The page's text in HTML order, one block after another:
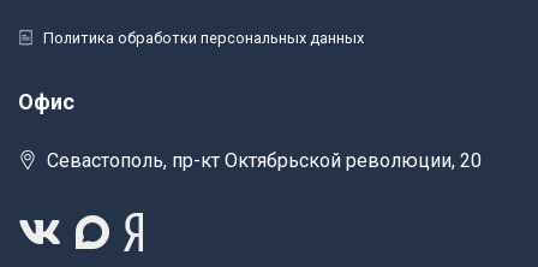
Политика обработки персональных данных
Офис
Севастополь, пр-кт Октябрьской революции, 20